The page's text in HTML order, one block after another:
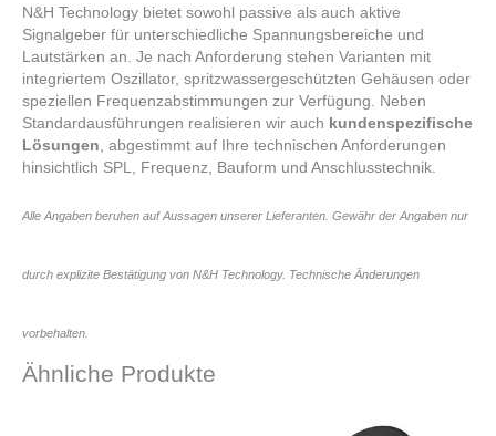
N&H Technology bietet sowohl passive als auch aktive
Signalgeber für unterschiedliche Spannungsbereiche und
Lautstärken an. Je nach Anforderung stehen Varianten mit
integriertem Oszillator, spritzwassergeschützten Gehäusen oder
speziellen Frequenzabstimmungen zur Verfügung. Neben
Standardausführungen realisieren wir auch kundenspezifische
Lösungen , abgestimmt auf Ihre technischen Anforderungen
hinsichtlich SPL, Frequenz, Bauform und Anschlusstechnik.
Alle Angaben beruhen auf Aussagen unserer Lieferanten. Gewähr der Angaben nur
durch explizite Bestätigung von N&H Technology. Technische Änderungen
vorbehalten.
Ähnliche Produkte